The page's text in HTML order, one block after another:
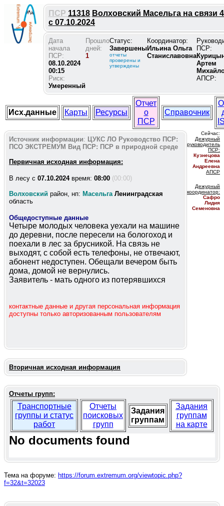
ПСР 11318 Волховский Масельга на связи
с 07.10.2024
Дата
начала
ПСР:
08.10.2024
00:15
Риск:
Умеренный
Прошло
дней:
1
Статус:
Завершены
отчеты
проверены и
утверждены
Координатор:
Ильина Ольга
Станиславовна
ПСР:
Артем
АПСР:
Исх.данные Карты Ресурсы
Отчет
о
ПСР
Справочник
Источник информации: ЦУКС ЛО Руководство ПСР:
ПСО ЭКСТРЕМУМ Вид ПСР: ПСР в природной среде
Первичная исходная информация:
В лесу c 07.10.2024время: 08:00 (00:00)
Волховский район, нп: Масельга Ленинградская
область
Общедоступные данные
Четыре молодых человека уехали на машине
до деревни, после пересели на бологоход и
поехали в лес за брусникой. На связь не
выходят, с собой есть телефоны, не отвечают,
абонент недоступен. Обещали вечером быть
дома, домой не вернулись.
Заявитель - мать одного из потерявшихся
контактные данные и другая персональная информация
доступны только авторизованным пользователям
Сейчас:
Дежурный
руководитель
ПСР:
Кузнецова
Елена
Андреевна
АПСР
Дежурный
координатор:
Сафро
Лидия
Семеновна
Вторичная исходная информация
Отчеты групп:
Транспортные
группы и статус
работ
Отчеты
поисковых
групп
Задания
группам
Задания
группам
на карте
No documents found
Тема на форуме: https://forum.extremum.org/viewtopic.php?
f=32&t=32023